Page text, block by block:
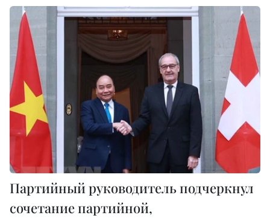
Партийный руководитель подчеркнул
сочетание партийной,